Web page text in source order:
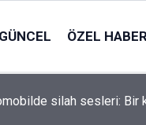
GÜNCEL ÖZEL HABER
silah sesleri: Bir